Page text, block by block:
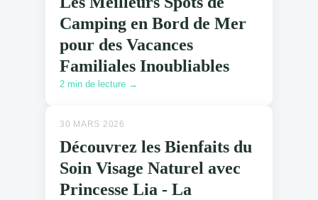
Camping en Bord de Mer
pour des Vacances
Familiales Inoubliables
2 min de lecture →
30 MARS 2026
Découvrez les Bienfaits du
Soin Visage Naturel avec
Princesse Lia - La